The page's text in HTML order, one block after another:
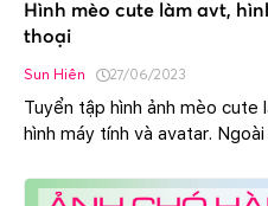
Hình mèo cute làm avt,
thoại
Sun Hiên 27/06/2023
Tuyển tập hình ảnh mèo cute
hình máy tính và avatar.